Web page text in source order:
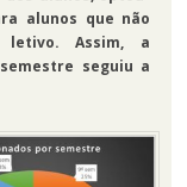
alunos que não
Assim, a
seguiu a